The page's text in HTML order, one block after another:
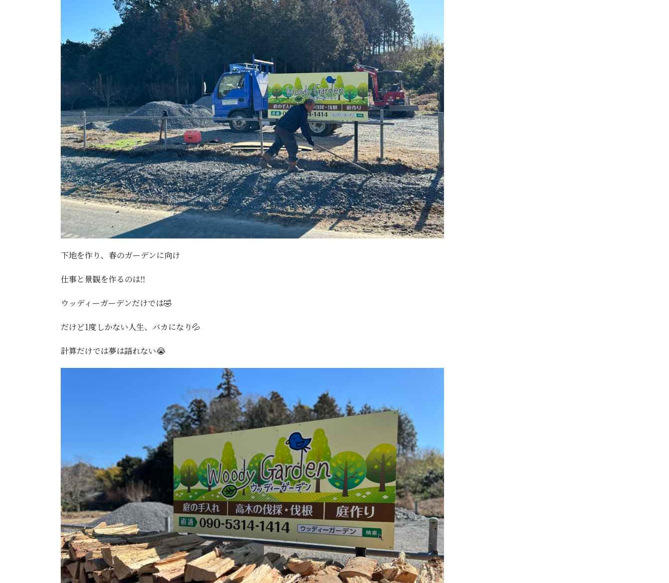
下地を作り、春のガーデンに向け
仕事と景観を作るのは‼️
ウッディーガーデンだけでは🤣
だけど1度しかない人生、バカになり💦
計算だけでは夢は語れない😭